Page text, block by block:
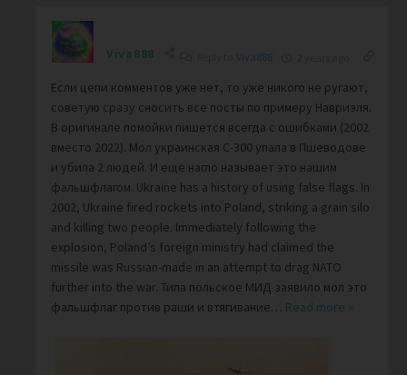
Viva888 Viva888
Если цепи комментов уже нет, то уже никого не ругают,
советую сразу сносить все посты по примеру Навриэля.
В оригинале помойки пишется всегда с ошибками (2002
вместо 2022). Мол украинская С-300 упала в Пшеводове
и убила 2 людей. И ещё нагло называет это нашим
фальшфлагом. Ukraine has a history of using false flags. In
2002, Ukraine fired rockets into Poland, striking a grain silo
and killing two people. Immediately following the
explosion, Poland’s foreign ministry had claimed the
missile was Russian-made in an attempt to drag NATO
further into the war. Типа польское МИД заявило мол это
фальшфлаг против раши и втягивание… Read more »